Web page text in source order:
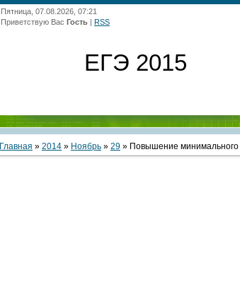
Пятница, 07.08.2026, 07:21
Приветствую Вас Гость | RSS
ЕГЭ 2015
Главная » 2014 » Ноябрь » 29 » Повышение минимального